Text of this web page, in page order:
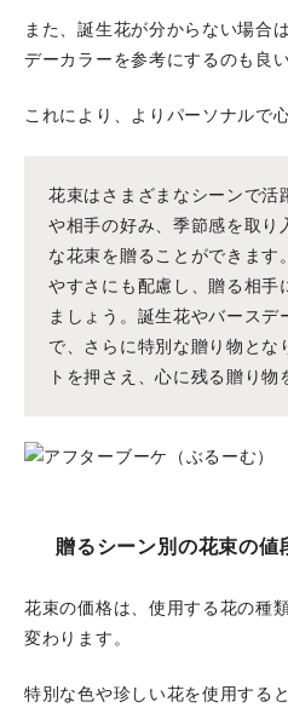
また、誕生花が分からない場合
デーカラーを参考にするのも良
これにより、よりパーソナルで
花束はさまざまなシーンで活
や相手の好み、季節感を取り
な花束を贈ることができます
やすさにも配慮し、贈る相手
ましょう。誕生花やバースデ
で、さらに特別な贈り物とな
トを押さえ、心に残る贈り物
贈るシーン別の花束の値
花束の価格は、使用する花の種
変わります。
特別な色や珍しい花を使用する